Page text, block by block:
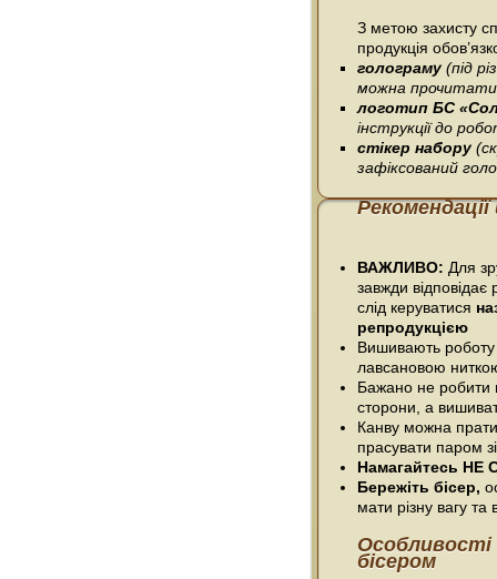
З метою захисту
продукція
голограму(під
можна
логотип БС
інструкції до
стікер набору
зафіксований
ВАЖЛИВО: Для
завжди
слід керуватися
репродукцією
Вишивають
лавсановою
Бажано не робити
сторони, а
Канву можна
прасувати паром
Намагайтесь НЕ
Бережіть бісер,
мати різну вагу та
бісером